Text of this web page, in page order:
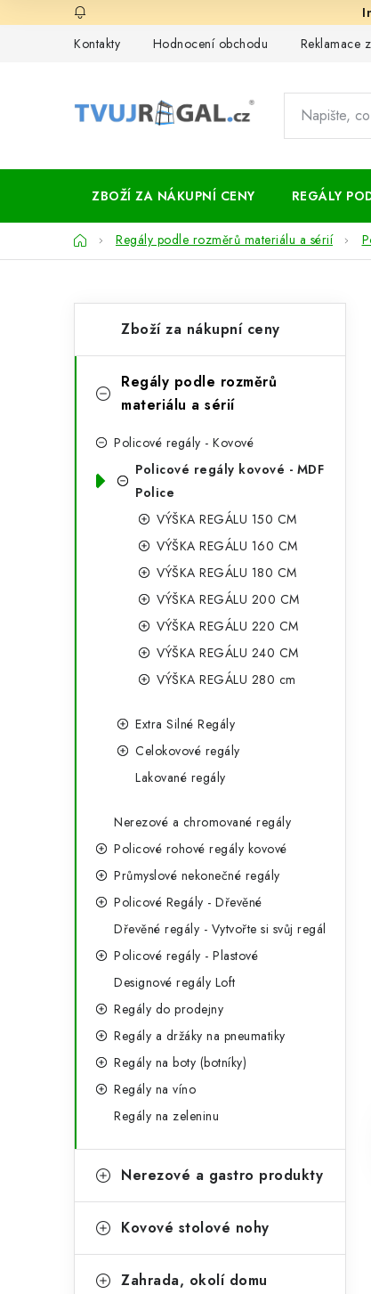
na
Kontakty
Hodnocení obchodu Reklamace
ZBOŽÍ ZA NÁKUPNÍ CENY REGÁLY
DomůRegály podle rozměrů materiálu a sérií
okategorie
a
Zboží za nákupní ceny
Regály podle rozměrů
materiálu a sérií
Policové regály - Kovové
Policové regály kovové - MDF
Police
VÝŠKA REGÁLU 150 CM
VÝŠKA REGÁLU 160 CM
VÝŠKA REGÁLU 180 CM
VÝŠKA REGÁLU 200 CM
VÝŠKA REGÁLU 220 CM
VÝŠKA REGÁLU 240 CM
VÝŠKA REGÁLU 280 cm
Extra Silné Regály
Celokovové regály
Lakované regály
Nerezové a chromované regály
Policové rohové regály kovové
Průmyslové nekonečné regály
Policové Regály - Dřevěné
Dřevěné regály - Vytvořte si svůj regál
Policové regály - Plastové
Designové regály Loft
Regály do prodejny
Regály a držáky na pneumatiky
Regály na boty (botníky)
Regály na víno
Regály na zeleninu
Nerezové a gastro produkty
Kovové stolové nohy
Zahrada, okolí domu